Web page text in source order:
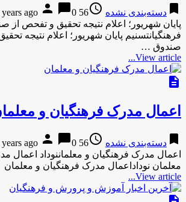
bookmark دسته‌بندی نشده access_time
56 years ago
person chat_bubble0
پایان شهریور؛ اعلام نتیجه تحقیق و تفحص از
فرهنگیانتسنیم پایان شهریور؛ اعلام نتیجه
صندوق …
View article...
description
اعمال مدرک فرهنگیان و
bookmark دسته‌بندی نشده access_time
56 years ago
person chat_bubble0
اعمال مدرک فرهنگیان و معلماننوداد اعمال
معلمان نوداداعمال مدرک فرهنگیان و معلمان
View article...